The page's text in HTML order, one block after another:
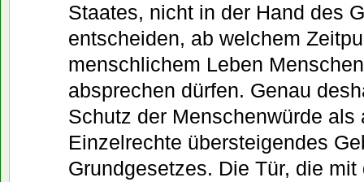
Staates, nicht in der Hand des
entscheiden, ab welchem
menschlichem Leben
absprechen dürfen. Genau
Schutz der Menschenwürde als
Einzelrechte übersteigendes
Grundgesetzes. Die Tür, die mit